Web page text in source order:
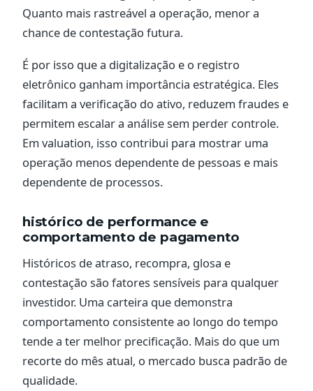
Quanto mais rastreável a operação, menor a
chance de contestação futura.
É por isso que a digitalização e o registro
eletrônico ganham importância estratégica. Eles
facilitam a verificação do ativo, reduzem fraudes e
permitem escalar a análise sem perder controle.
Em valuation, isso contribui para mostrar uma
operação menos dependente de pessoas e mais
dependente de processos.
histórico de performance e
comportamento de pagamento
Históricos de atraso, recompra, glosa e
contestação são fatores sensíveis para qualquer
investidor. Uma carteira que demonstra
comportamento consistente ao longo do tempo
tende a ter melhor precificação. Mais do que um
recorte do mês atual, o mercado busca padrão de
qualidade.